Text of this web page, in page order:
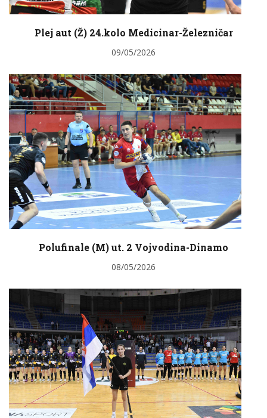
Plej aut (Ž) 24.kolo Medicinar-Železničar
09/05/2026
Polufinale (M) ut. 2 Vojvodina-Dinamo
08/05/2026